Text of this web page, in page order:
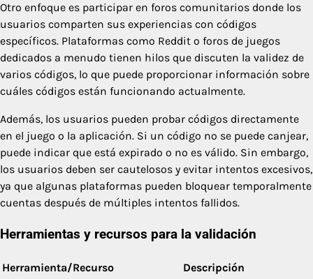
Otro enfoque es participar en foros comunitarios donde los
usuarios comparten sus experiencias con códigos
específicos. Plataformas como Reddit o foros de juegos
dedicados a menudo tienen hilos que discuten la validez de
varios códigos, lo que puede proporcionar información sobre
cuáles códigos están funcionando actualmente.
Además, los usuarios pueden probar códigos directamente
en el juego o la aplicación. Si un código no se puede canjear,
puede indicar que está expirado o no es válido. Sin embargo,
los usuarios deben ser cautelosos y evitar intentos excesivos,
ya que algunas plataformas pueden bloquear temporalmente
cuentas después de múltiples intentos fallidos.
Herramientas y recursos para la validación
Herramienta/Recurso
Descripción